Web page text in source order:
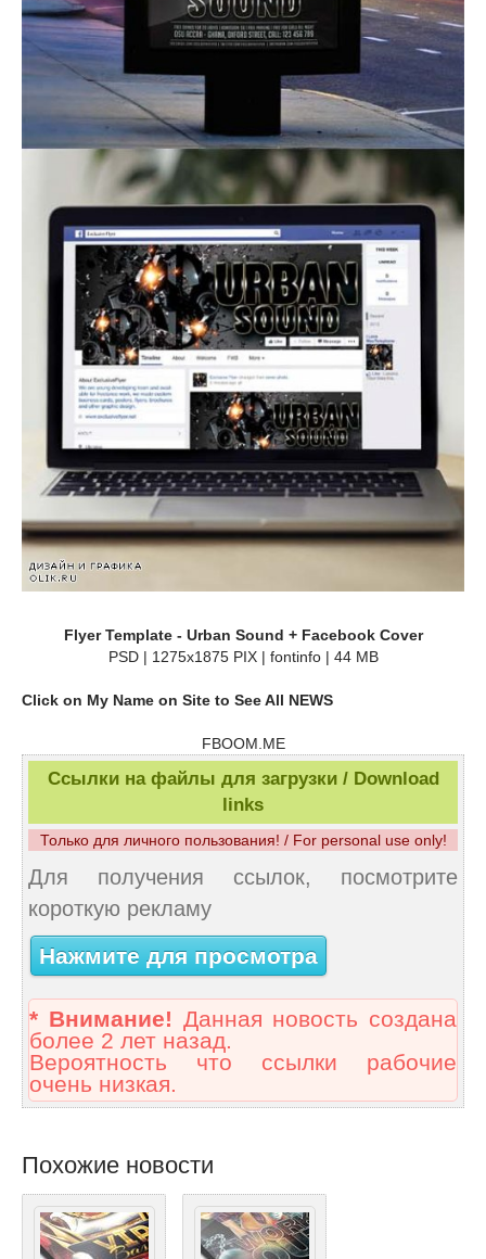
Flyer Template - Urban Sound + Facebook Cover
PSD | 1275x1875 PIX | fontinfo | 44 MB
Click on My Name on Site to See All NEWS
FBOOM.ME
Ссылки на файлы для загрузки / Download
links
Только для личного пользования! / For personal use only!
Для получения ссылок, посмотрите
короткую рекламу
Нажмите для просмотра
* Внимание! Данная новость создана
более 2 лет назад.
Вероятность что ссылки рабочие
очень низкая.
Похожие новости